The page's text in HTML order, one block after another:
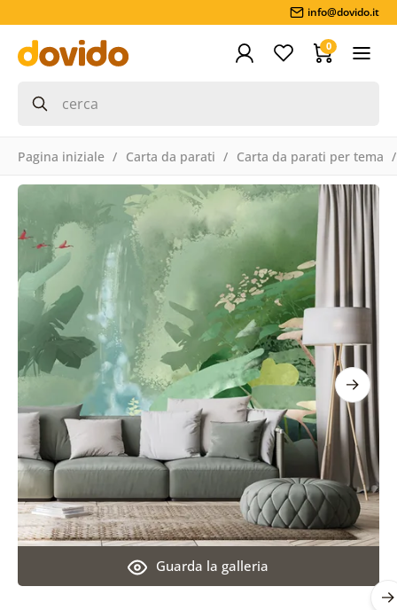
info@dovido.it
0
Pagina iniziale Carta da parati Carta da parati per tema
Guarda la galleria